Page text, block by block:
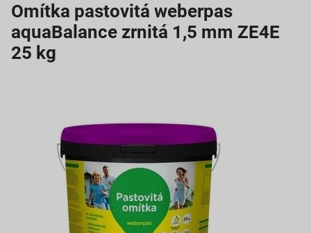
Omítka pastovitá weberpas
aquaBalance zrnitá 1,5 mm ZE4E
25 kg